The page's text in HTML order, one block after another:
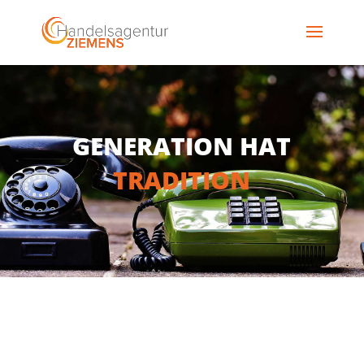
GENERATION HAT
TRADITION